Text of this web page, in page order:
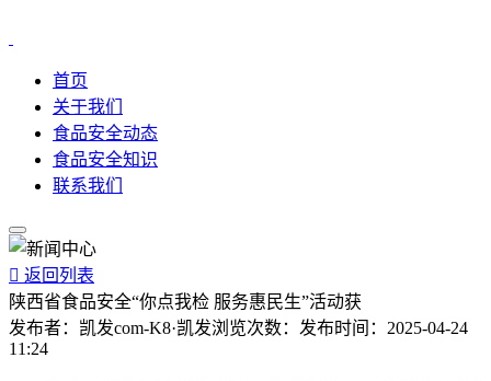
首页
关于我们
食品安全动态
食品安全知识
联系我们
 返回列表
陕西省食品安全“你点我检 服务惠民生”活动获
发布者： 凯发com-K8·凯发浏览次数： 发布时间： 2025-04-24
11:24